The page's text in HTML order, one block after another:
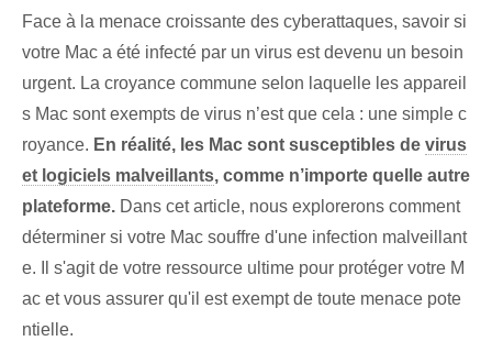
Face à la menace croissante des cyberattaques, savoir si
votre Mac a été infecté par un virus est devenu un besoin
urgent. La croyance commune selon laquelle les appareil
s Mac sont exempts de virus n’est que cela : une simple c
royance. En réalité, les ‌Mac sont susceptibles‌ de‍ virus
et logiciels malveillants, comme n’importe quelle autre
plateforme. Dans cet article, nous explorerons comment
déterminer si votre Mac souffre d'une infection malveillant
e. Il s'agit de votre ressource ultime pour protéger votre M
ac et vous assurer qu'il est exempt de toute menace pote
ntielle.